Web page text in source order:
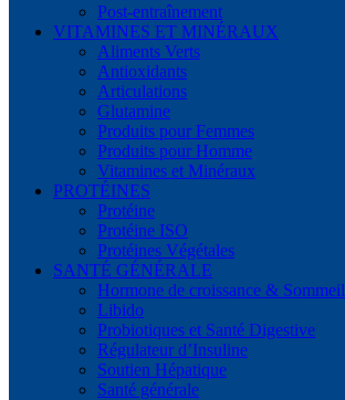
Post-entraînement
VITAMINES ET MINÉRAUX
Aliments Verts
Antioxidants
Articulations
Glutamine
Produits pour Femmes
Produits pour Homme
Vitamines et Minéraux
PROTÉINES
Protéine
Protéine ISO
Protéines Végétales
SANTÉ GÉNÉRALE
Hormone de croissance & Sommeil
Libido
Probiotiques et Santé Digestive
Régulateur d’Insuline
Soutien Hépatique
Santé générale